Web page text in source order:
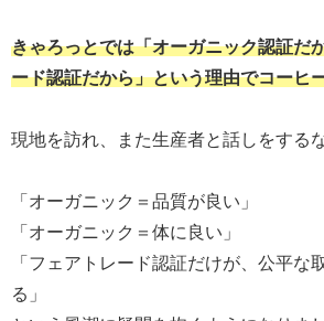
きゃろっとでは「オーガニック認証だ
ード認証だから」という理由でコーヒ
現地を訪れ、また生産者と話しをする
「オーガニック＝品質が良い」
「オーガニック＝体に良い」
「フェアトレード認証だけが、公平な
る」